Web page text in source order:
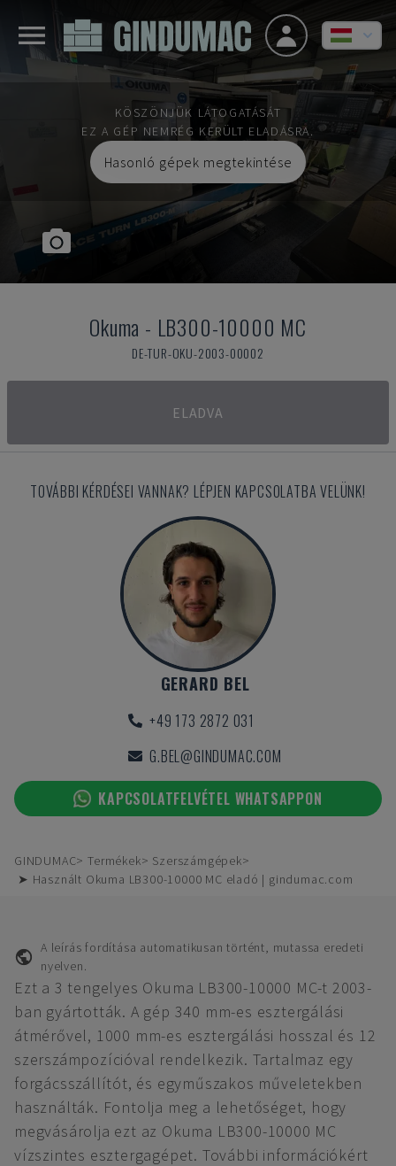
KÖSZÖNJÜK LÁTOGATÁSÁT
EZ A GÉP NEMRÉG KERÜLT ELADÁSRA.
Hasonló gépek megtekintése
Okuma - LB300-10000 MC
DE-TUR-OKU-2003-00002
ELADVA
TOVÁBBI KÉRDÉSEI VANNAK? LÉPJEN KAPCSOLATBA VELÜNK!
GERARD BEL
+49 173 2872 031
G.BEL@GINDUMAC.COM
KAPCSOLATFELVÉTEL WHATSAPPON
GINDUMAC Termékek
Szerszámgépek
➤ Használt Okuma LB300-10000 MC eladó | gindumac.com
A leírás fordítása automatikusan történt, mutassa eredeti
nyelven.
Ezt a 3 tengelyes Okuma LB300-10000 MC-t 2003-
ban gyártották. A gép 340 mm-es esztergálási
átmérővel, 1000 mm-es esztergálási hosszal és 12
szerszámpozícióval rendelkezik. Tartalmaz egy
forgácsszállítót, és egyműszakos műveletekben
használták. Fontolja meg a lehetőséget, hogy
megvásárolja ezt az Okuma LB300-10000 MC
vízszintes esztergagépet. További információkért